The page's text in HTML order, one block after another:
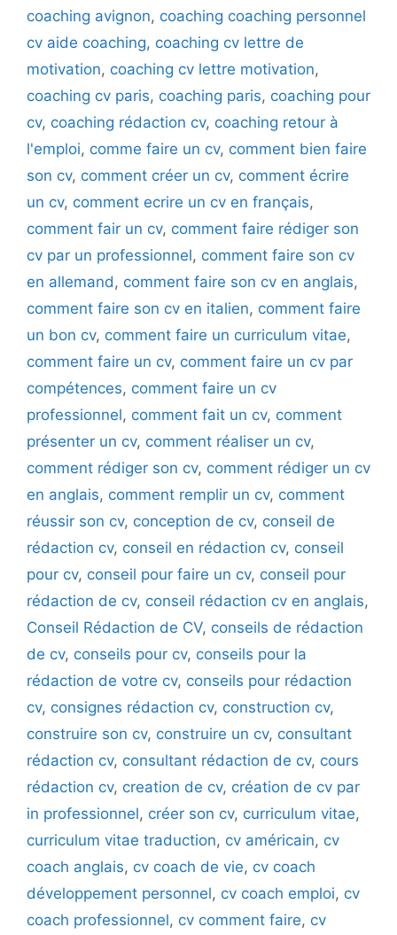
coaching avignon, coaching coaching personnel
cv aide coaching, coaching cv lettre de
motivation, coaching cv lettre motivation,
coaching cv paris, coaching paris, coaching pour
cv, coaching rédaction cv, coaching retour à
l'emploi, comme faire un cv, comment bien faire
son cv, comment créer un cv, comment écrire
un cv, comment ecrire un cv en français,
comment fair un cv, comment faire rédiger son
cv par un professionnel, comment faire son cv
en allemand, comment faire son cv en anglais,
comment faire son cv en italien, comment faire
un bon cv, comment faire un curriculum vitae,
comment faire un cv, comment faire un cv par
compétences, comment faire un cv
professionnel, comment fait un cv, comment
présenter un cv, comment réaliser un cv,
comment rédiger son cv, comment rédiger un cv
en anglais, comment remplir un cv, comment
réussir son cv, conception de cv, conseil de
rédaction cv, conseil en rédaction cv, conseil
pour cv, conseil pour faire un cv, conseil pour
rédaction de cv, conseil rédaction cv en anglais,
Conseil Rédaction de CV, conseils de rédaction
de cv, conseils pour cv, conseils pour la
rédaction de votre cv, conseils pour rédaction
cv, consignes rédaction cv, construction cv,
construire son cv, construire un cv, consultant
rédaction cv, consultant rédaction de cv, cours
rédaction cv, creation de cv, création de cv par
in professionnel, créer son cv, curriculum vitae,
curriculum vitae traduction, cv américain, cv
coach anglais, cv coach de vie, cv coach
développement personnel, cv coach emploi, cv
coach professionnel, cv comment faire, cv